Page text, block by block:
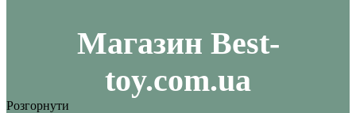
Maгазин Best-
toy.com.ua
Розгорнути